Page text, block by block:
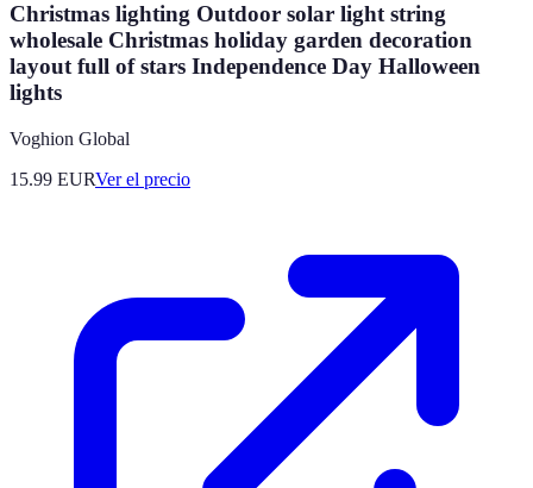
Christmas lighting Outdoor solar light string
wholesale Christmas holiday garden decoration
layout full of stars Independence Day Halloween
lights
Voghion Global
15.99 EURVer el precio